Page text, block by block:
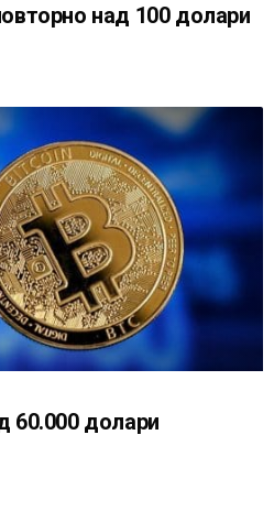
над 100 долари
60.000 долари